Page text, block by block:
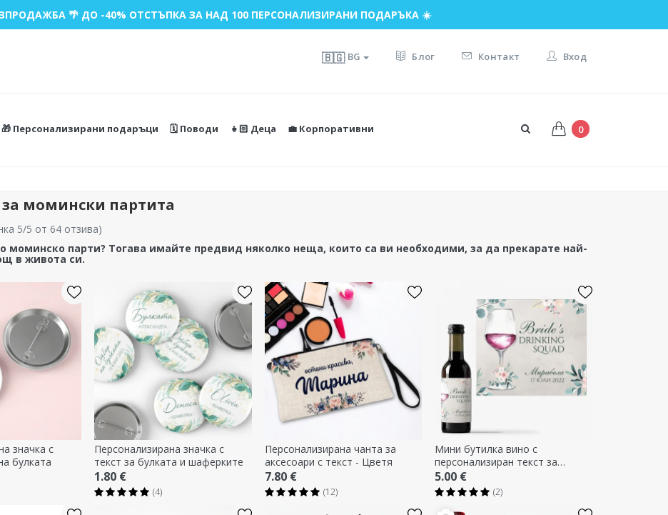
🌴 ДО -40% ОТСТЪПКА ЗА НАД 100 ПЕРСОНАЛИЗИРАНИ ПОДАРЪКА ☀️
🇧🇬BG Блог Контакт Вход
🎁 Персонализирани подаръци 🗓️ Поводи 👧🏻 Деца 💼 Корпоративни 0
момински партита
5/5 от 64 отзива)
моминско парти? Тогава имайте предвид няколко неща, които са ви необходими, за да прекарате най-
в живота си.
значка с
булката
Персонализирана значка с
текст за булката и шаферките
1.80 €
(4)
Персонализирана чанта за
аксесоари с текст - Цветя
7.80 €
(12)
Мини бутилка вино с
персонализиран текст за
моминско парти
5.00 €
(2)